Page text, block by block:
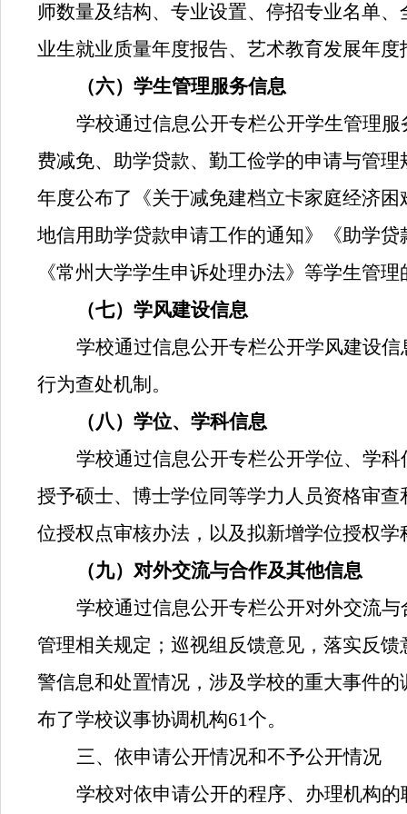
师数量及结构、专业设置、停招专业名单
业生就业质量年度报告、艺术教育发展年
（六）学生管理服务信息
学校通过信息公开专栏公开学生管理服
费减免、助学贷款、勤工俭学的申请与管
年度公布了《关于减免建档立卡家庭经济困
地信用助学贷款申请工作的通知》《助学贷
《常州大学学生申诉处理办法》等学生管
（七）学风建设信息
学校通过信息公开专栏公开学风建设信
行为查处机制。
（八）学位、学科信息
学校通过信息公开专栏公开学位、学科
授予硕士、博士学位同等学力人员资格审
位授权点审核办法，以及拟新增学位授权
（九）对外交流与合作及其他信息
学校通过信息公开专栏公开对外交流
管理相关规定；巡视组反馈意见，落实反
警信息和处置情况，涉及学校的重大事件
布了学校议事协调机构61个。
三、依申请公开情况和不予公开情况
学校对依申请公开的程序、办理机构